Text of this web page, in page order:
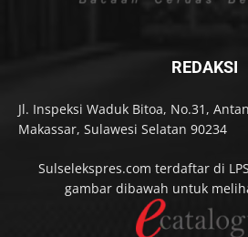
REDAKSI
Jl. Inspeksi Waduk Bitoa, No.31,
Makassar, Sulawesi Selatan 90234
Sulselekspres.com terdaftar di
gambar dibawah untuk